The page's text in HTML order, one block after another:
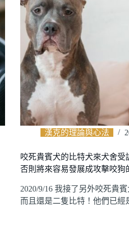
漢克的理論與心法
咬死貴賓犬的比特犬來犬舍受
否則將來容易發展成攻擊咬狗
2020/9/16 我接了另外咬死貴
而且還是二隻比特！他們已